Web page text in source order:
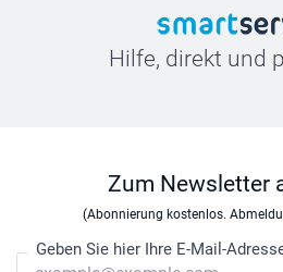
Hilfe, direkt und
Zum Newsletter
(Abonnierung kostenlos.
Geben Sie hier Ihre E-Mail-